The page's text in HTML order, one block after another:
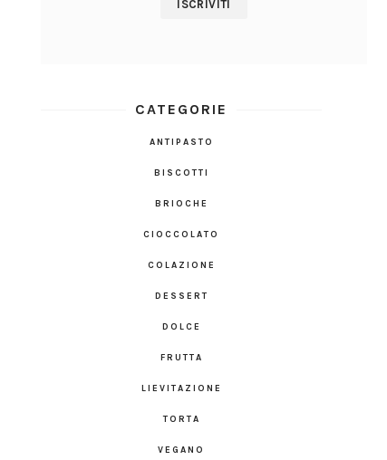
CATEGORIE
ANTIPASTO
BISCOTTI
BRIOCHE
CIOCCOLATO
COLAZIONE
DESSERT
DOLCE
FRUTTA
LIEVITAZIONE
TORTA
VEGANO